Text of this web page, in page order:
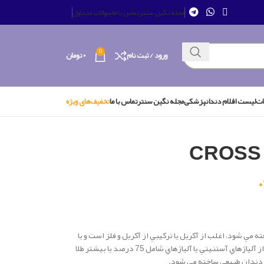
مجله نگین سنترتماس با ماسوالات متداول
ورود / ثبت نام 0 ۰تومان
لیست اقلام دندانپزشکیمجله نگین سنترتماس با ماتخفیف‌های ویژه
شود، اغلب از آكريل يا تركيبي از آكريل و فلز است و يا
از جنس پرسلن با قطعه جاسازي شونده مي باشد كه از آلياژهاي آستنيتي يا آلياژهاي شامل 75 درصد يا بيشتر طلا